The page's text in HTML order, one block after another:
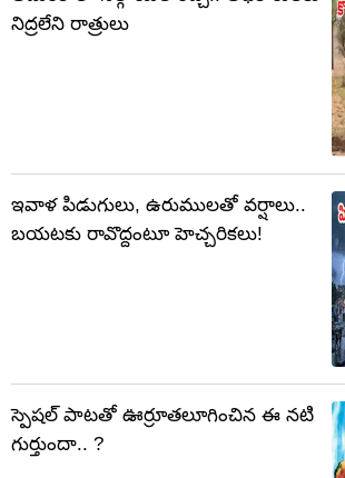
నిద్రలేని రాత్రులు
ఇవాళ పిడుగులు, ఉరుములతో వర్షాలు..
బయటకు రావొద్దంటూ హెచ్చరికలు!
స్పెషల్ పాటతో ఊర్రూతలూగించిన ఈ నటి
గుర్తుందా.. ?